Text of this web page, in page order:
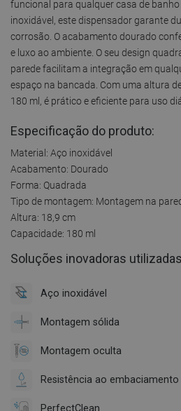
funcional para qualquer casa de
inoxidável, este dispensador garante
corrosão. O acabamento dourado
e luxo ao ambiente. O seu design
parede facilitam a integração em
espaço na bancada. Com uma altura
180 ml, é prático e eficiente para uso
Especificação do produto:
Material: Aço inoxidável
Acabamento: Dourado
Forma: Quadrada
Tipo de montagem: Montagem na
Altura: 18,9 cm
Capacidade: 180 ml
Soluções inovadoras
Aço inoxidável
Montagem sólida
Montagem oculta
Resistência ao
PerfectClean